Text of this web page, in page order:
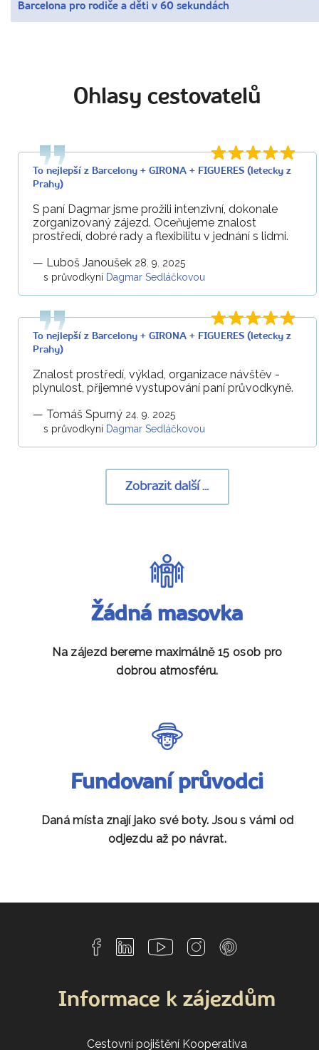
Barcelona pro rodiče a děti v 60 sekundách
Ohlasy cestovatelů
To nejlepší z Barcelony + GIRONA + FIGUERES (letecky z
Prahy)
S paní Dagmar jsme prožili intenzivní, dokonale
zorganizovaný zájezd. Oceňujeme znalost
prostředí, dobré rady a flexibilitu v jednání s lidmi.
— Luboš Janoušek 28. 9. 2025
s průvodkyní Dagmar Sedláčkovou
To nejlepší z Barcelony + GIRONA + FIGUERES (letecky z
Prahy)
Znalost prostředí, výklad, organizace návštěv -
plynulost, příjemné vystupování paní průvodkyně.
— Tomáš Spurný 24. 9. 2025
s průvodkyní Dagmar Sedláčkovou
Zobrazit další ...
Žádná masovka
Na zájezd bereme maximálně 15 osob pro
dobrou atmosféru.
Fundovaní průvodci
Daná místa znají jako své boty. Jsou s vámi od
odjezdu až po návrat.
Informace k zájezdům
Cestovní pojištění Kooperativa